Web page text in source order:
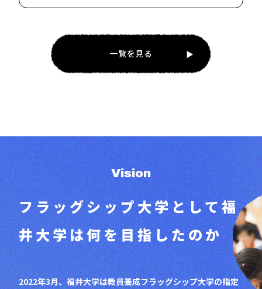
一覧を見る
Vision
フラッグシップ大学として福
井大学は何を目指したのか
2022年3月、福井大学は教員養成フラッグシップ大学の指定